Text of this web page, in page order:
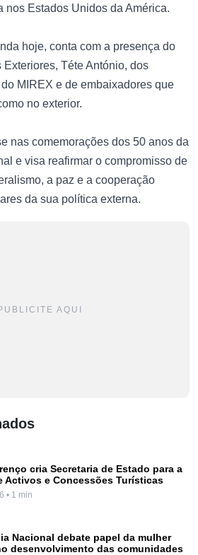
nos Estados Unidos da América.
hoje, conta com a presença do
Téte António, dos
MIREX e de embaixadores que
no exterior.
nas comemorações dos 50 anos da
e visa reafirmar o compromisso de
a paz e a cooperação
da sua política externa.
AQUI
cria Secretaria de Estado para a
Activos e Concessões Turísticas
• 1 min
Nacional debate papel da mulher
desenvolvimento das comunidades